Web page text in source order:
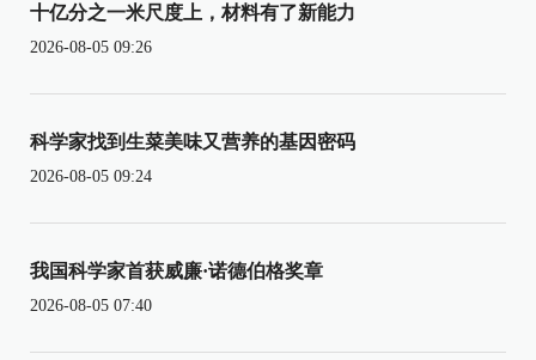
十亿分之一米尺度上，材料有了新能力
2026-08-05 09:26
科学家找到生菜美味又营养的基因密码
2026-08-05 09:24
我国科学家首获威廉·诺德伯格奖章
2026-08-05 07:40